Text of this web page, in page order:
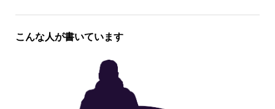
こんな人が書いています